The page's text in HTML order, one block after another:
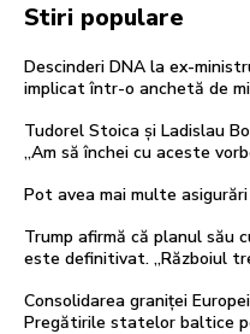
Stiri populare
Descinderi DNA la ex-
implicat într-o anchetă de
Tudorel Stoica și Ladislau
„Am să închei cu aceste
Pot avea mai multe
Trump afirmă că planul său
este definitivat. „Războiul
Consolidarea graniței
Pregătirile statelor baltice